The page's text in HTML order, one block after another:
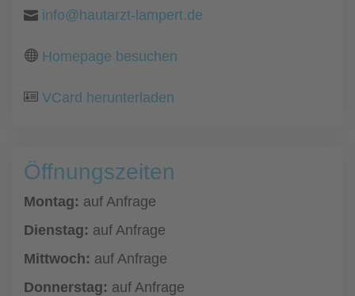
info@hautarzt-lampert.de
Homepage besuchen
VCard herunterladen
Öffnungszeiten
Montag: auf Anfrage
Dienstag: auf Anfrage
Mittwoch: auf Anfrage
Donnerstag: auf Anfrage